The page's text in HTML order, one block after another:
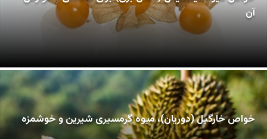
آن
خواص خارگیل (دوریان)، میوه گرمسیری شیرین و خوشمزه